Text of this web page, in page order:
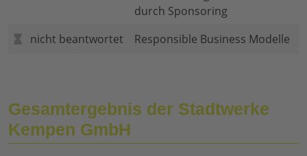
durch Sponsoring
nicht beantwortet
Responsible Business Modelle
Gesamtergebnis der Stadtwerke
Kempen GmbH